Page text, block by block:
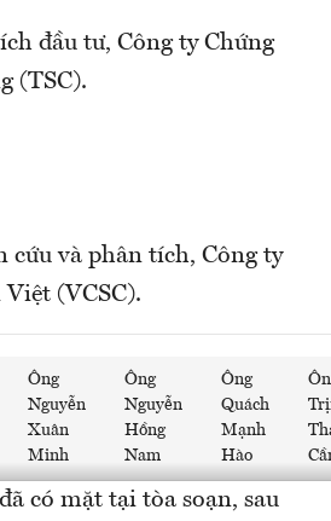
đầu tư, Công ty Chứng
(TSC).
cứu và phân tích, Công ty
(VCSC).
Ông
Nguyễn
Xuân
Minh
Ông
Nguyễn
Hồng
Nam
Ông
Quách
Mạnh
Hào
có mặt tại tòa soạn, sau